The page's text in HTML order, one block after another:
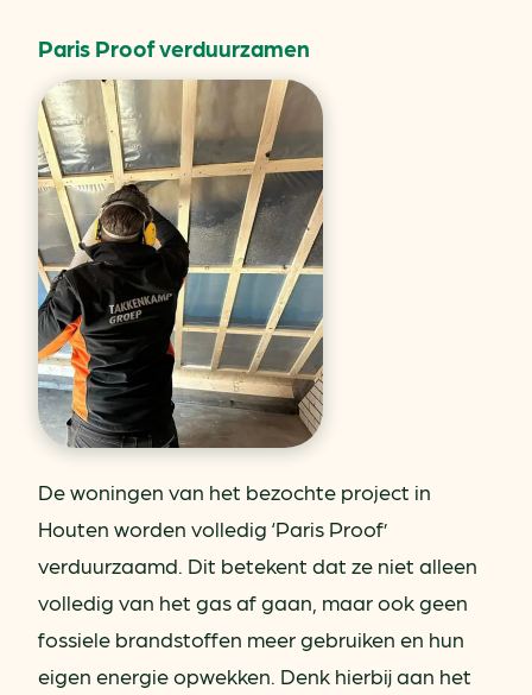
Paris Proof verduurzamen
De woningen van het bezochte project in
Houten worden volledig ‘Paris Proof’
verduurzaamd. Dit betekent dat ze niet alleen
volledig van het gas af gaan, maar ook geen
fossiele brandstoffen meer gebruiken en hun
eigen energie opwekken. Denk hierbij aan het